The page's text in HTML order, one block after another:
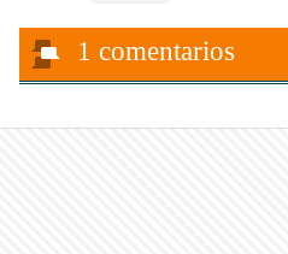
1 comentarios